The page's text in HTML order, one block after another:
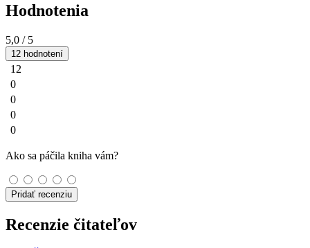
Hodnotenia
5,0 / 5
12 hodnotení
12
0
0
0
0
Ako sa páčila kniha vám?
Pridať recenziu
Recenzie čitateľov